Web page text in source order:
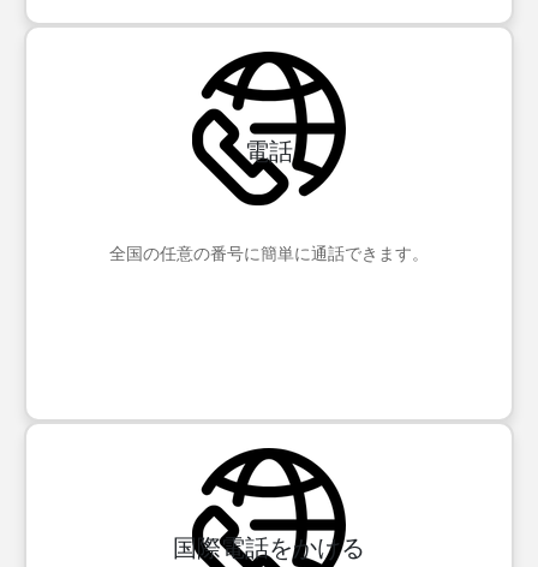
電話
全国の任意の番号に簡単に通話できます。
国際電話をかける